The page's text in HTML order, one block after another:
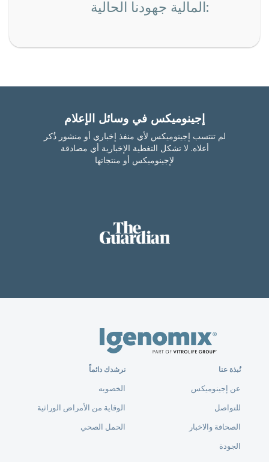
المالية جهودنا الحالية:
إجينوميكس في وسائل الإعلام
لم تنتسب إجينوميكس لأي منفذ إخباري أو منشور ذُكر
أعلاه. لا تشكل التغطية الإخبارية أي مصادقة
لإجينوميكس أو منتجاتها
نرشدك دائماً
الخصوبه
الوقاية من الأمراض الوراثية
الحمل الصحي
نُبذة عنا
عن إجينوميكس
للتواصل
الصحافة والاخبار
الجودة